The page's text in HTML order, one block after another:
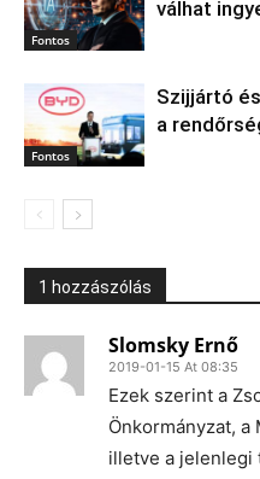
Fontos
válhat
Fontos
Szijjártó
a
1 hozzászólás
Slomsky Ernő
2019-01-15 At 08:35
Ezek szerint a
Önkormányzat, a
illetve a jelenlegi